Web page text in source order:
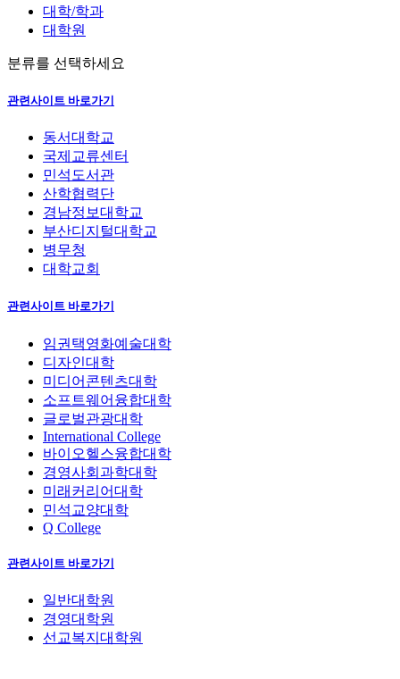
대학/학과
대학원
분류를 선택하세요
관련사이트 바로가기
동서대학교
국제교류센터
민석도서관
산학협력단
경남정보대학교
부산디지털대학교
병무청
대학교회
관련사이트 바로가기
임권택영화예술대학
디자인대학
미디어콘텐츠대학
소프트웨어융합대학
글로벌관광대학
International College
바이오헬스융합대학
경영사회과학대학
미래커리어대학
민석교양대학
Q College
관련사이트 바로가기
일반대학원
경영대학원
선교복지대학원